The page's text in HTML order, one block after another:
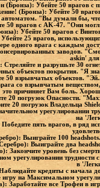
(Бронза): Убейте 50 врагов
(Бронза): Убейте 50
"Вы думали бы,
50 врагов с AK-47. "Они
Убейте 50 врагов с
25 врагов,
одного врага с каждым
заводов.
askin'
и разрушьте 30
объектов покрытия. "Я
50 взрывчатых объектов.
со взрывчатым
это причиняет Вам боль.
20 погрузок Опасности.
20 погрузок Владельца
на
пять врагов, в ряд
Выиграйте 100
Выиграйте два
Закончите уровень без
урегулировании
в
кредиты с начала
на Максимальном
Заработайте все Трофеи